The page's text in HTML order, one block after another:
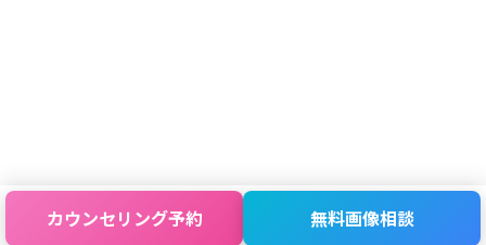
Copyright © Mizuho clinic All Rights Reserved.
カウンセリング予約 無料画像相談